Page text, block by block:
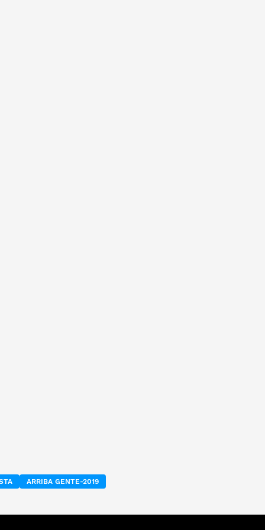
ARRIBA GENTE-2019